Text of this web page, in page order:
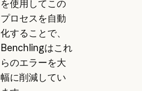
を使用してこの
プロセスを自動
化することで、
Benchlingはこれ
らのエラーを大
幅に削減してい